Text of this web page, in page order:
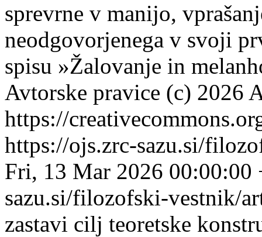
sprevrne v manijo,
neodgovorjenega v svoji
spisu »Žalovanje in
Avtorske pravice (c) 2026
https://
https://ojs.zrc-sazu.si/
Fri, 13 Mar 2026 00:00:00
sazu.si/filozofski-vestnik/
zastavi cilj teoretske